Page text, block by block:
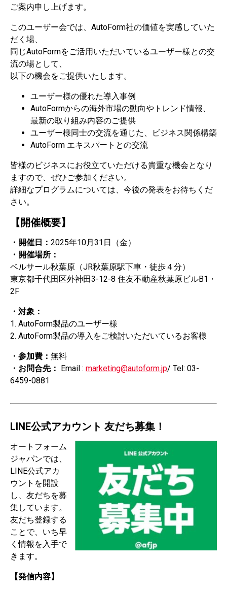
ご案内申し上げます。
このユーザー会では、AutoForm社の価値を実感していた
だく場、
同じAutoFormをご活用いただいているユーザー様との交
流の場として、
以下の機会をご提供いたします。
ユーザー様の優れた導入事例
AutoFormからの海外市場の動向やトレンド情報、
最新の取り組み内容のご提供
ユーザー様同士の交流を通じた、ビジネス関係構築
AutoForm エキスパートとの交流
皆様のビジネスにお役立ていただける貴重な機会となり
ますので、ぜひご参加ください。
詳細なプログラムについては、今後の発表をお待ちくだ
さい。
【開催概要】
・開催日： 2025年10月31日（金）
・開催場所：
ベルサール秋葉原（JR秋葉原駅下車・徒歩４分）
東京都千代田区外神田3-12-8 住友不動産秋葉原ビルB1・
2F
・対象：
1. AutoForm製品のユーザー様
2. AutoForm製品の導入をご検討いただいているお客様
・参加費： 無料
・お問合先： Email : marketing@autoform.jp/ Tel: 03-
6459-0881
LINE公式アカウント 友だち募集！
オートフォーム
ジャパンでは、
LINE公式アカ
ウントを開設
し、友だちを募
集しています。
友だち登録する
ことで、いち早
く情報を入手で
きます。
【発信内容】